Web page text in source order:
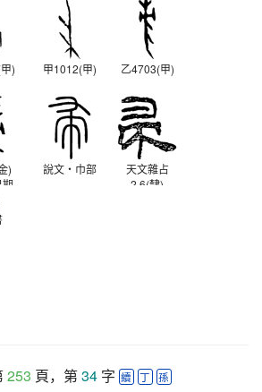
) 甲1012(甲) 乙4703(甲)
)
說文‧巾部
天文雜占
2.6(隸)
253 頁，第 34 字 續 丁 孫